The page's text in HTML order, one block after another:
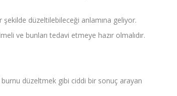
düzeltilebileceği anlamına geliyor.
ve bunları tedavi etmeye hazır olmalıdır.
burnu düzeltmek gibi ciddi bir sonuç arayan